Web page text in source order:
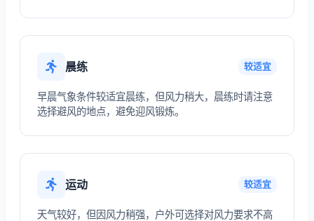
晨练 较适宜
早晨气象条件较适宜晨练，但风力稍大，晨练时请注意
选择避风的地点，避免迎风锻炼。
运动 较适宜
天气较好，但因风力稍强，户外可选择对风力要求不高